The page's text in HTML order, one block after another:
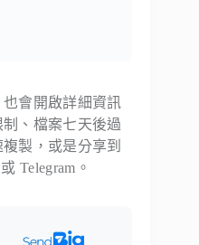
會開啟詳細資訊
、檔案七天後過
製，或是分享到
Telegram。